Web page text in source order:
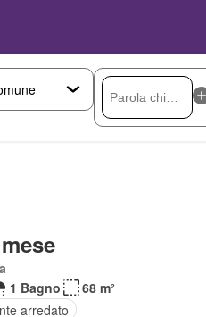
1 Bagno
68 m²
arredato